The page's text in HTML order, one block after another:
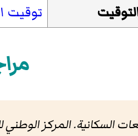
توقيت
. المركز الوطني